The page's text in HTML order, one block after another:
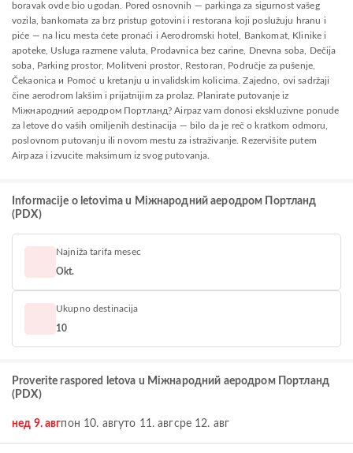
boravak ovde bio ugodan. Pored osnovnih — parkinga za sigurnost vašeg
vozila, bankomata za brz pristup gotovini i restorana koji poslužuju hranu i
piće — na licu mesta ćete pronaći i Aerodromski hotel, Bankomat, Klinike i
apoteke, Usluga razmene valuta, Prodavnica bez carine, Dnevna soba, Dečija
soba, Parking prostor, Molitveni prostor, Restoran, Područje za pušenje,
Čekaonica и Pomoć u kretanju u invalidskim kolicima. Zajedno, ovi sadržaji
čine aerodrom lakšim i prijatnijim za prolaz. Planirate putovanje iz
Міжнародний аеродром Портланд? Airpaz vam donosi ekskluzivne ponude
za letove do vaših omiljenih destinacija — bilo da je reč o kratkom odmoru,
poslovnom putovanju ili novom mestu za istraživanje. Rezervišite putem
Airpaza i izvucite maksimum iz svog putovanja.
Informacije o letovima u Міжнародний аеродром Портланд
(PDX)
Najniža tarifa mesec
Okt.
Ukupno destinacija
10
Proverite raspored letova u Міжнародний аеродром Портланд
(PDX)
нед 9. авгпон 10. авгуто 11. авгсре 12. авг